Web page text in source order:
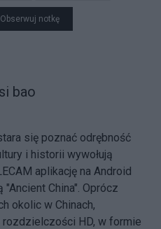
Obserwuj notkę
bao
się poznać odrębność
i historii wywołują
aplikację na Android
China". Oprócz
okolic w Chinach,
HD, w formie